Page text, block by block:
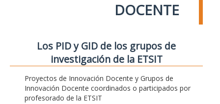
DOCENTE
Los PID y GID de los grupos de
investigación de la ETSIT
Proyectos de Innovación Docente y Grupos de
Innovación Docente coordinados o participados por
profesorado de la ETSIT